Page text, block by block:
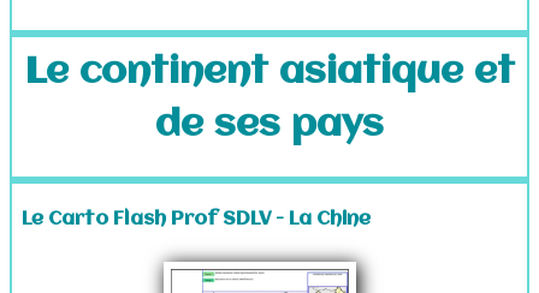
Le continent asiatique et
de ses pays
Le Carto Flash Prof SDLV - La Chine